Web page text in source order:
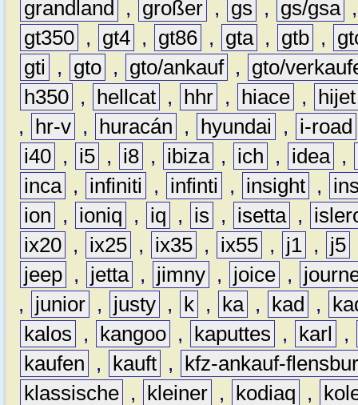
grandland
, großer , gs , gs/gsa
gt350 , gt4 , gt86 , gta , gtb ,
gti
, gto , gto/ankauf ,
gto/
h350 , hellcat , hhr , hiace ,
hijet
,
hr-v , huracán , hyundai ,
i-road
i40 , i5 , i8 , ibiza , ich , idea ,
inca , infiniti , infinti , insight ,
ion
, ioniq , iq , is , isetta ,
ix20 , ix25 , ix35 , ix55 , j1 , j5
jeep , jetta , jimny , joice ,
,
junior , justy , k , ka , kad ,
kalos
, kangoo , kaputtes , karl
,
kaufen
, kauft ,
kfz-ankauf-
klassische , kleiner , kodiaq ,